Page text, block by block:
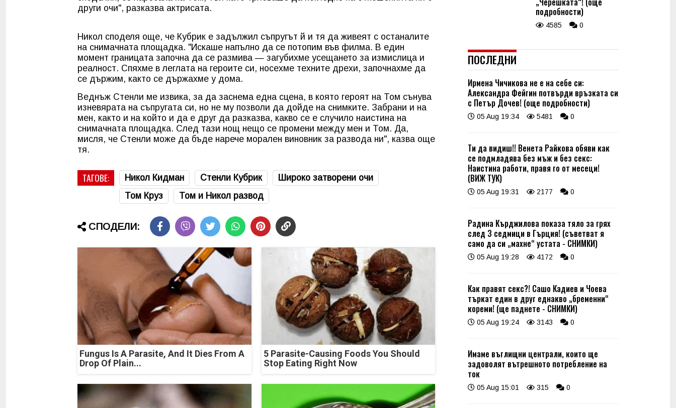
други очи", разказва актрисата.
Никол споделя още, че Кубрик е задължил съпругът й и тя да живеят с останалите
на снимачната площадка. "Искаше напълно да се потопим във филма. В един
момент границата започна да се размива — загубихме усещането за измислица и
реалност. Спяхме в леглата на героите си, носехме техните дрехи, започнахме да
се държим, както се държахме у дома.
Веднъж Стенли ме извика, за да заснема една сцена, в която героят на Том сънува
изневярата на съпругата си, но не му позволи да дойде на снимките. Забрани и на
мен, както и на който и да е друг да разказва, какво се е случило наистина на
снимачната площадка. След тази нощ нещо се промени между мен и Том. Да,
мисля, че Стенли може да бъде нарече морален виновник за развода ни", казва още
тя.
ТАГОВЕ: Никол Кидман Стенли Кубрик
Широко затворени очи
Том Круз
Том и Никол развод
СПОДЕЛИ:
Fungus Is A Parasite, And It Dies From A
Drop Of Plain...
5 Parasite-Causing Foods You Should
Stop Eating Right Now
подробности)
4585 0
ПОСЛЕДНИ
Ирмена Чичикова не е на себе си:
Александра Фейгин потвърди връзката си
с Петър Дочев! (още подробности)
05 Aug 19:34 5481 0
Ти да видиш!! Венета Райкова обяви как
се подмладява без мъж и без секс:
Наистина работи, правя го от месеци!
(ВИЖ ТУК)
05 Aug 19:31 2177 0
Радина Кърджилова показа тяло за грях
след 3 седмици в Гърция! (съветват я
само да си „махне“ устата - СНИМКИ)
05 Aug 19:28 4172 0
Как правят секс?! Сашо Кадиев и Чоева
търкат един в друг еднакво „бременни“
кореми! (ще паднете - СНИМКИ)
05 Aug 19:24 3143 0
Имаме въглищни централи, които ще
задоволят вътрешното потребление на
ток
05 Aug 15:01 315 0